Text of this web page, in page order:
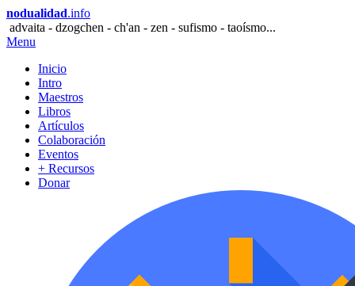
nodualidad.info
advaita - dzogchen - ch'an - zen - sufismo - taoísmo...
Menu
Inicio
Intro
Maestros
Libros
Artículos
Colaboración
Eventos
+ Recursos
Donar